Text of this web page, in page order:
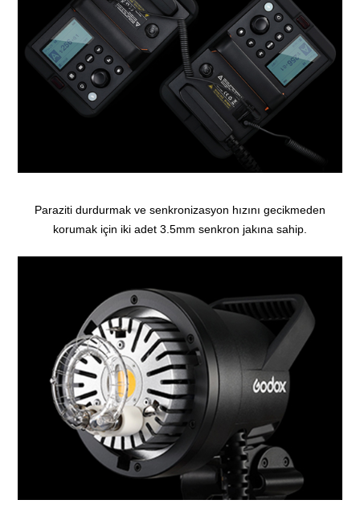
Paraziti durdurmak ve senkronizasyon hızını gecikmeden
korumak için iki adet 3.5mm senkron jakına sahip.